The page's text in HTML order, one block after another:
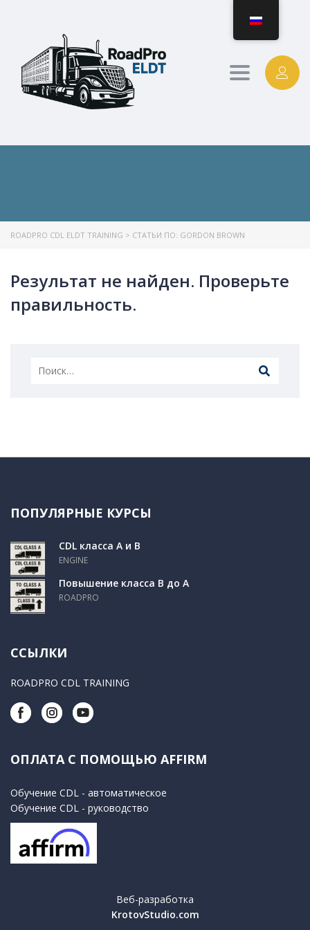
Toggle
ROADPRO CDL ELDT TRAINING > СТАТЬИ ПО: GORDON BROWN
Результат не найден. Проверьте
правильность.
ПОПУЛЯРНЫЕ КУРСЫ
CDL класса A и B
ENGINE
Повышение класса B до A
ROADPRO
ССЫЛКИ
ROADPRO CDL TRAINING
ОПЛАТА С ПОМОЩЬЮ AFFIRM
Обучение CDL - автоматическое
Обучение CDL - руководство
Веб-разработка
KrotovStudio.com